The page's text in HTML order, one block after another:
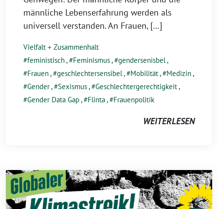
männliche Lebenserfahrung werden als
universell verstanden. An Frauen, […]
Vielfalt + Zusammenhalt
feministisch, Feminismus, gendersenisbel ,
Frauen, geschlechtersensibel , Mobilität, Medizin,
Gender, Sexismus, Geschlechtergerechtigkeit,
Gender Data Gap, Flinta, Frauenpolitik
WEITERLESEN